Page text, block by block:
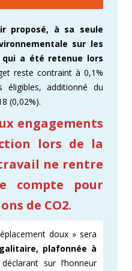
proposé, à sa seule
sur les
a été retenue lors
reste contraint à 0,1%
additionné du
(0,02%).
engagements
lors de la
ne rentre
compte pour
de CO2.
doux » sera
plafonnée à
sur l’honneur